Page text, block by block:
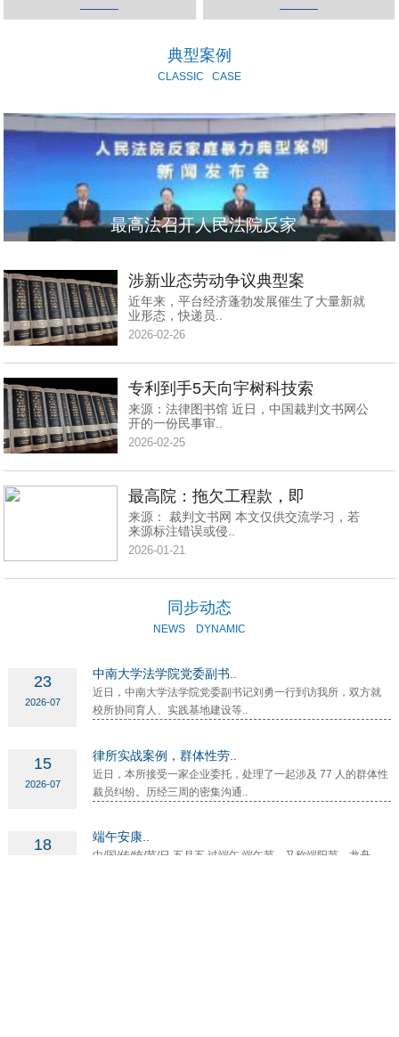
典型案例
CLASSIC CASE
最高法召开人民法院反家
涉新业态劳动争议典型案
近年来，平台经济蓬勃发展催生了大量新就
业形态，快递员..
2026-02-26
专利到手5天向宇树科技索
来源：法律图书馆 近日，中国裁判文书网公
开的一份民事审..
2026-02-25
最高院：拖欠工程款，即
来源： 裁判文书网 本文仅供交流学习，若
来源标注错误或侵..
2026-01-21
同步动态
NEWS DYNAMIC
23
2026-07
中南大学法学院党委副书..
近日，中南大学法学院党委副书记刘勇一行到访我所，双方就
校所协同育人、实践基地建设等..
15
2026-07
律所实战案例，群体性劳..
近日，本所接受一家企业委托，处理了一起涉及 77 人的群体性
裁员纠纷。历经三周的密集沟通..
18 端午安康..
中/国/传/统/节/日 五月五 过端午 端午节，又称端阳节、龙舟